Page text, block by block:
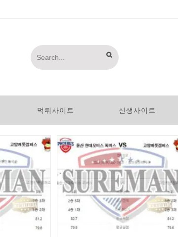
Search
website
SUBMIT
먹튀사이트 신생사이트